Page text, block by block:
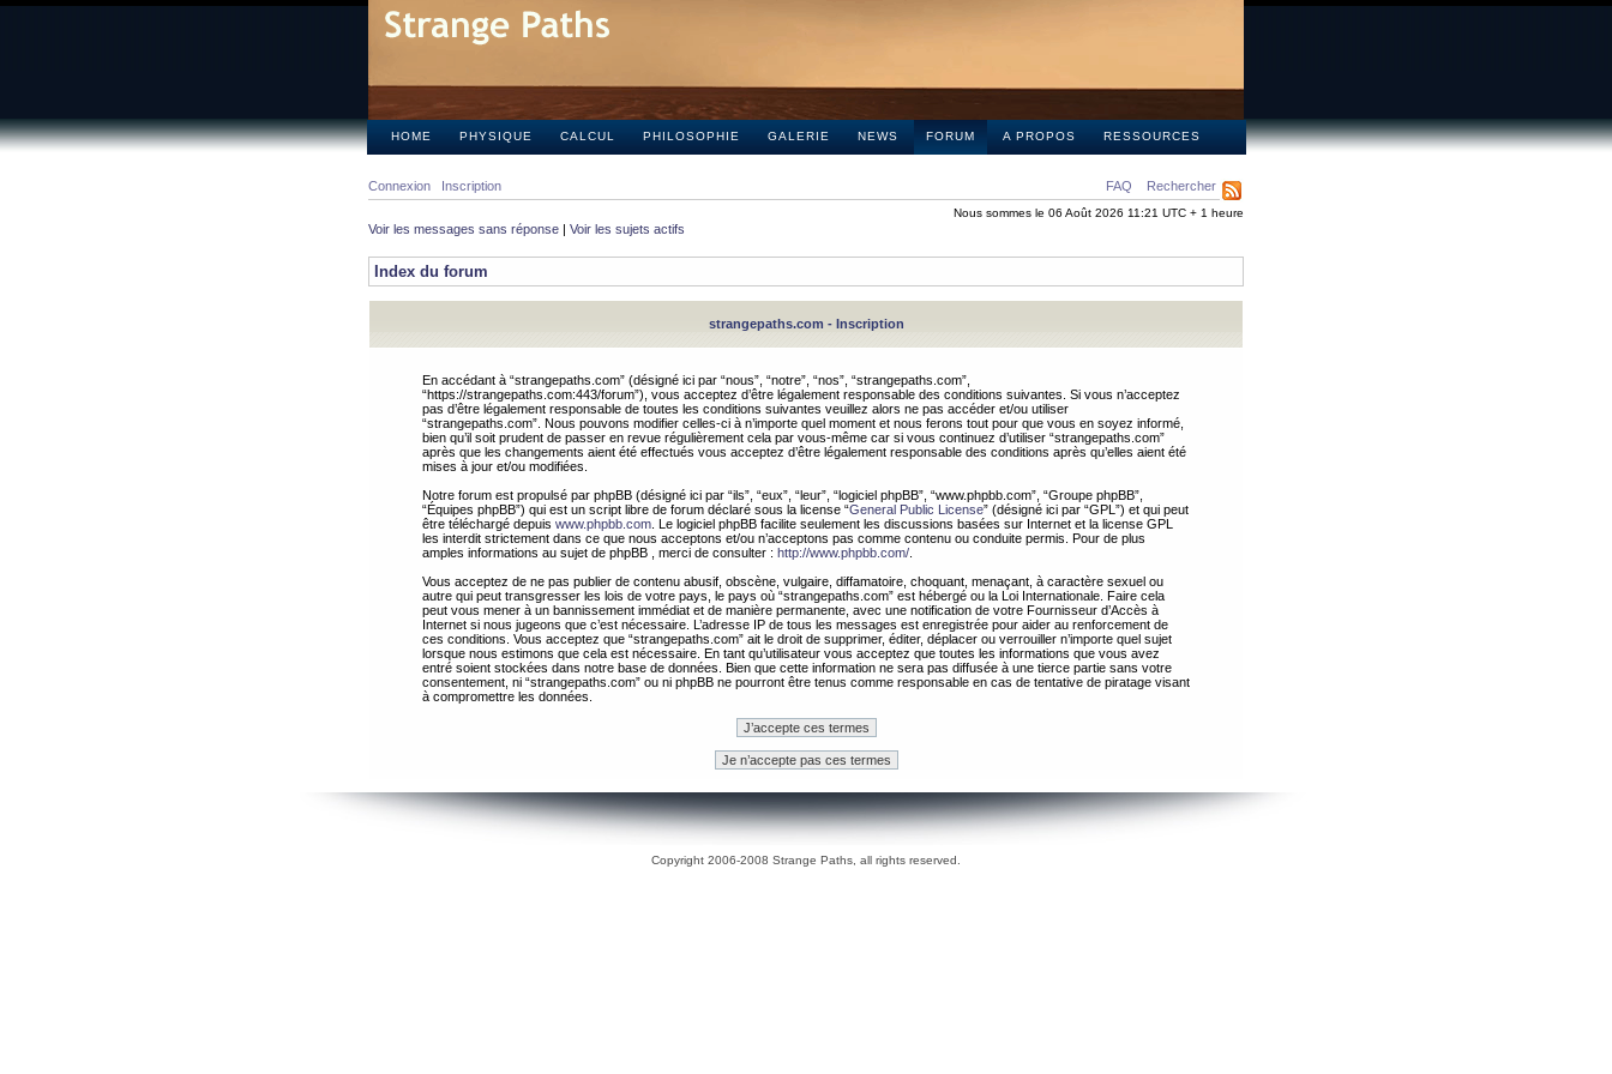
HOME PHYSIQUE CALCUL PHILOSOPHIE GALERIE NEWS FORUM A PROPOS RESSOURCES
FAQ Rechercher
Connexion Inscription
Nous sommes le 06 Août 2026 11:21 UTC + 1 heure
Voir les messages sans réponse | Voir les sujets actifs
Index du forum
strangepaths.com - Inscription
En accédant à “strangepaths.com” (désigné ici par “nous”, “notre”, “nos”, “strangepaths.com”,
“https://strangepaths.com:443/forum”), vous acceptez d’être légalement responsable des conditions suivantes. Si vous n’acceptez
pas d’être légalement responsable de toutes les conditions suivantes veuillez alors ne pas accéder et/ou utiliser
“strangepaths.com”. Nous pouvons modifier celles-ci à n’importe quel moment et nous ferons tout pour que vous en soyez informé,
bien qu’il soit prudent de passer en revue régulièrement cela par vous-même car si vous continuez d’utiliser “strangepaths.com”
après que les changements aient été effectués vous acceptez d’être légalement responsable des conditions après qu’elles aient été
mises à jour et/ou modifiées.
Notre forum est propulsé par phpBB (désigné ici par “ils”, “eux”, “leur”, “logiciel phpBB”, “www.phpbb.com”, “Groupe phpBB”,
“Équipes phpBB”) qui est un script libre de forum déclaré sous la license “General Public License” (désigné ici par “GPL”) et qui peut
être téléchargé depuis www.phpbb.com . Le logiciel phpBB facilite seulement les discussions basées sur Internet et la license GPL
les interdit strictement dans ce que nous acceptons et/ou n’acceptons pas comme contenu ou conduite permis. Pour de plus
amples informations au sujet de phpBB , merci de consulter : http://www.phpbb.com/
Vous acceptez de ne pas publier de contenu abusif, obscène, vulgaire, diffamatoire, choquant, menaçant, à caractère sexuel ou
autre qui peut transgresser les lois de votre pays, le pays où “strangepaths.com” est hébergé ou la Loi Internationale. Faire cela
peut vous mener à un bannissement immédiat et de manière permanente, avec une notification de votre Fournisseur d’Accès à
Internet si nous jugeons que c’est nécessaire. L’adresse IP de tous les messages est enregistrée pour aider au renforcement de
ces conditions. Vous acceptez que “strangepaths.com” ait le droit de supprimer, éditer, déplacer ou verrouiller n’importe quel sujet
lorsque nous estimons que cela est nécessaire. En tant qu’utilisateur vous acceptez que toutes les informations que vous avez
entré soient stockées dans notre base de données. Bien que cette information ne sera pas diffusée à une tierce partie sans votre
consentement, ni “strangepaths.com” ou ni phpBB ne pourront être tenus comme responsable en cas de tentative de piratage visant
à compromettre les données.
Copyright 2006-2008 Strange Paths, all rights reserved.